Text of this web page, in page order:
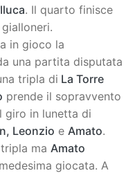
. Il quarto finisce
in gioco la
una partita disputata
tripla di La Torre
prende il sopravvento
giro in lunetta di
Leonzio e Amato.
ma Amato
giocata. A